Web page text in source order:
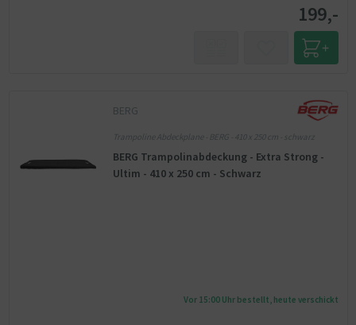
199,-
BERG
Trampoline Abdeckplane - BERG - 410 x 250 cm - schwarz
BERG Trampolinabdeckung - Extra Strong -
Ultim - 410 x 250 cm - Schwarz
Vor 15:00 Uhr bestellt, heute verschickt